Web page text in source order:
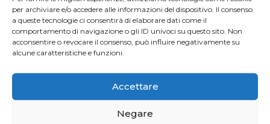
per archiviare e/o accedere alle informazioni del dispositivo. Il consenso
a queste tecnologie ci consentirà di elaborare dati come il
comportamento di navigazione o gli ID univoci su questo sito. Non
acconsentire o revocare il consenso, può influire negativamente su
alcune caratteristiche e funzioni.
Accettare
Negare
TUTTI I NOSTRI EVENTI